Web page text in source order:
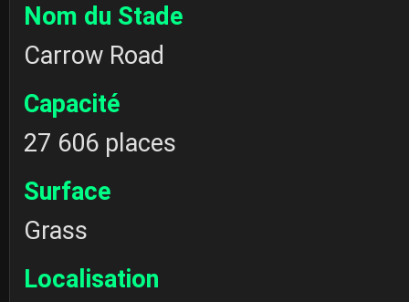
Nom du Stade
Carrow Road
Capacité
27 606 places
Surface
Grass
Localisation